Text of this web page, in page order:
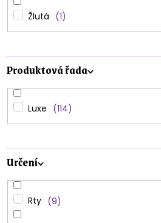
Žlutá 1
Produktová řada
Luxe 114
Určení
Rty 9